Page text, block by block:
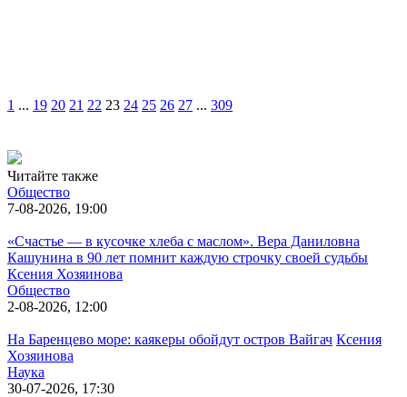
1 ... 19 20 21 22 23 24 25 26 27 ... 309
Читайте также
Общество
7-08-2026, 19:00
«Счастье — в кусочке хлеба с маслом». Вера Даниловна
Кашунина в 90 лет помнит каждую строчку своей судьбы
Ксения Хозяинова
Общество
2-08-2026, 12:00
На Баренцево море: каякеры обойдут остров Вайгач Ксения
Хозяинова
Наука
30-07-2026, 17:30